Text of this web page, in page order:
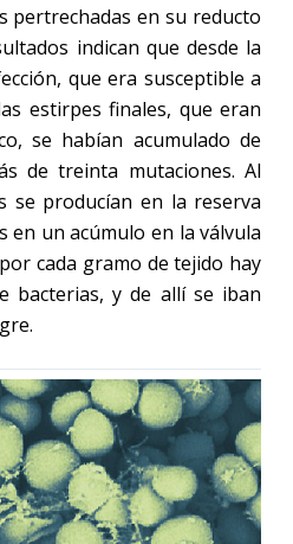
pertrechadas en su reducto
indican que desde la
que era susceptible a
estirpes finales, que eran
se habían acumulado de
de treinta mutaciones. Al
se producían en la reserva
en un acúmulo en la válvula
cada gramo de tejido hay
bacterias, y de allí se iban